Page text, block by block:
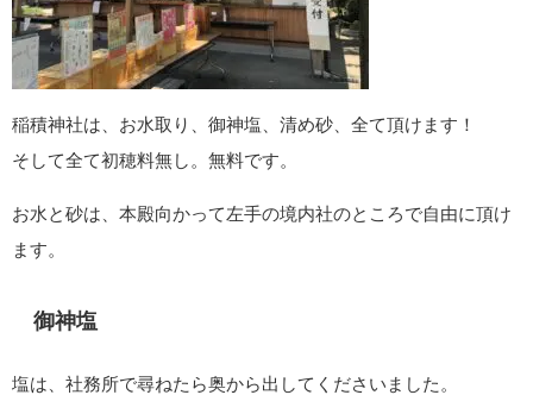
稲積神社は、お水取り、御神塩、清め砂、全て頂けます！
そして全て初穂料無し。無料です。
お水と砂は、本殿向かって左手の境内社のところで自由に頂け
ます。
御神塩
塩は、社務所で尋ねたら奥から出してくださいました。